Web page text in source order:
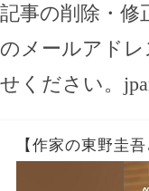
記事の削除・修
のメールアド
せください。
【作家の東野圭吾